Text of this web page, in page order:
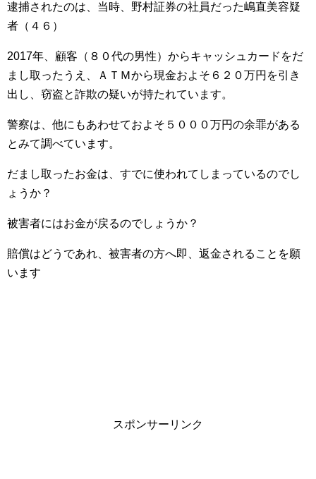
逮捕されたのは、当時、野村証券の社員だった嶋直美容疑
者（４６）
2017年、顧客（８０代の男性）からキャッシュカードをだ
まし取ったうえ、ＡＴＭから現金およそ６２０万円を引き
出し、窃盗と詐欺の疑いが持たれています。
警察は、他にもあわせておよそ５０００万円の余罪がある
とみて調べています。
だまし取ったお金は、すでに使われてしまっているのでし
ょうか？
被害者にはお金が戻るのでしょうか？
賠償はどうであれ、被害者の方へ即、返金されることを願
います
スポンサーリンク